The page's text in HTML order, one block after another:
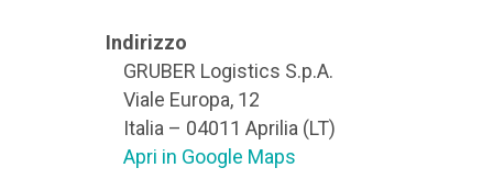
Indirizzo
GRUBER Logistics S.p.A.
Viale Europa, 12
Italia – 04011 Aprilia (LT)
Apri in Google Maps